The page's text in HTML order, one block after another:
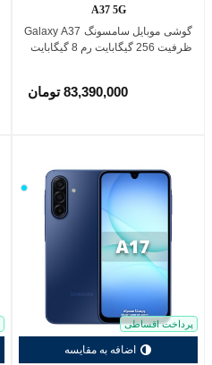
A37 5G
گوشی موبایل سامسونگ Galaxy A37
ظرفیت 256 گیگابایت رم 8 گیگابایت
83,390,000 تومان
پرداخت اقساطی
اضافه به مقایسه
آبی
روشن